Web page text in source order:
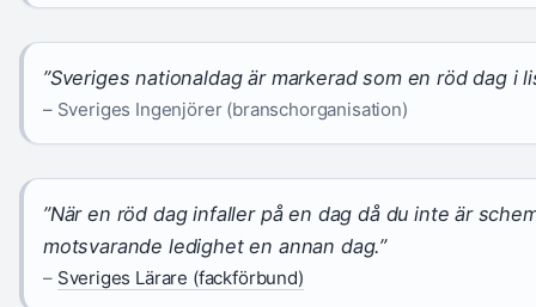
”Sveriges nationaldag är markerad som en röd dag i
– Sveriges Ingenjörer (branschorganisation)
”När en röd dag infaller på en dag då du inte är
motsvarande ledighet en annan dag.”
– Sveriges Lärare (fackförbund)